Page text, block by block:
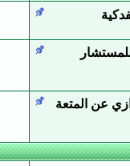
عن المتعة